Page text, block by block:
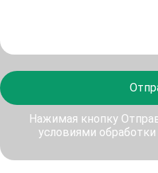
Нажимая кнопку
условиями